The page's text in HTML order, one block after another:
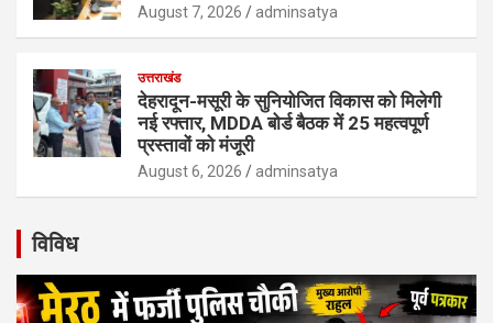
August 7, 2026 adminsatya
उत्तराखंड
देहरादून-मसूरी के सुनियोजित विकास को मिलेगी
नई रफ्तार, MDDA बोर्ड बैठक में 25 महत्वपूर्ण
प्रस्तावों को मंजूरी
August 6, 2026 adminsatya
विविध